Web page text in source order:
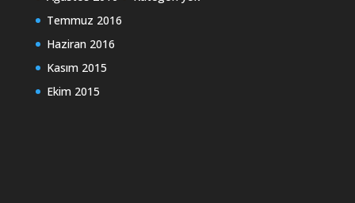
Temmuz 2016
Haziran 2016
Kasım 2015
Ekim 2015